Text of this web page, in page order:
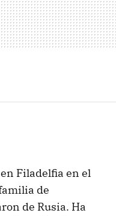
Filadelfia en el
de
de Rusia. Ha